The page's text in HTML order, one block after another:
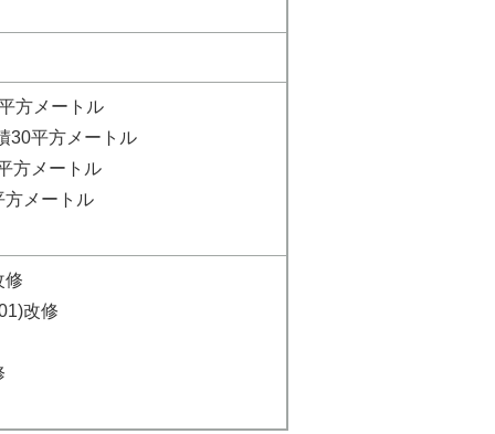
方メートル
30平方メートル
方メートル
方メートル
修
改修